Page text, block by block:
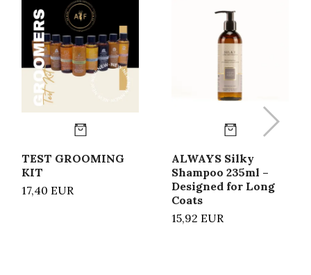
TEST GROOMING
KIT
17,40 EUR
ALWAYS Silky
Shampoo 235ml –
Designed for Long
Coats
15,92 EUR